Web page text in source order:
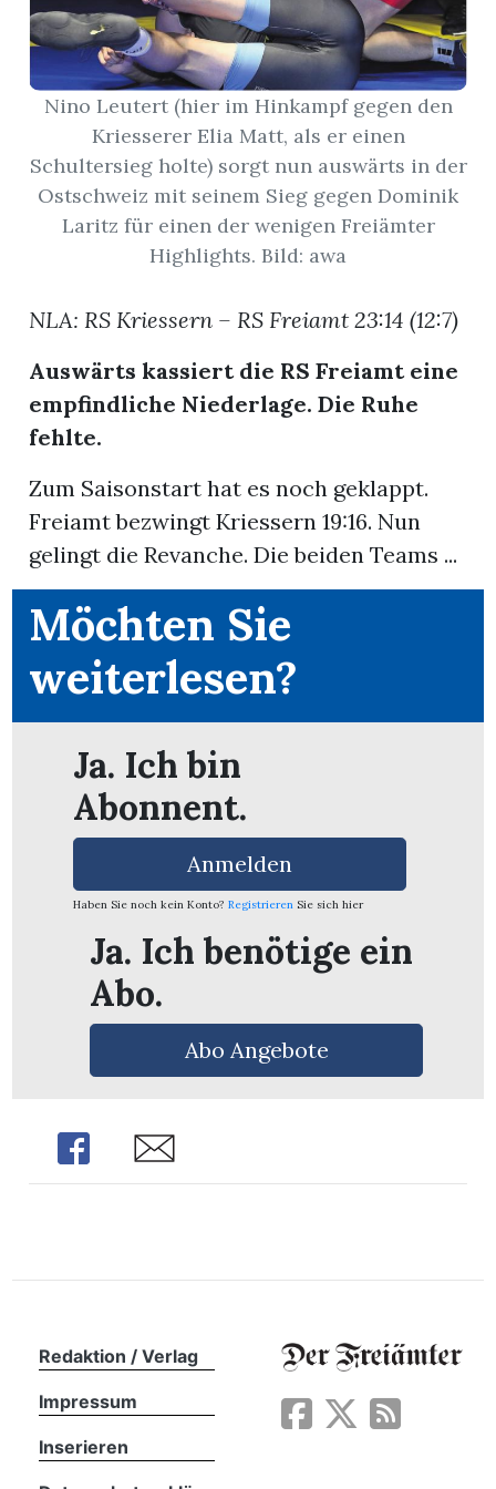
App
Nino Leutert (hier im Hinkampf gegen den
Kriesserer Elia Matt, als er einen
Schultersieg holte) sorgt nun auswärts in der
Ostschweiz mit seinem Sieg gegen Dominik
Laritz für einen der wenigen Freiämter
Highlights. Bild: awa
NLA: RS Kriessern – RS Freiamt 23:14 (12:7)
Auswärts kassiert die RS Freiamt eine
empfindliche Niederlage. Die Ruhe
fehlte.
Zum Saisonstart hat es noch geklappt.
Freiamt bezwingt Kriessern 19:16. Nun
gelingt die Revanche. Die beiden Teams ...
Möchten Sie
weiterlesen?
Ja. Ich bin
Abonnent.
Anmelden
Haben Sie noch kein Konto? Registrieren Sie sich hier
Ja. Ich benötige ein
Abo.
Abo Angebote
Share Share
Redaktion / Verlag
Impressum
Inserieren